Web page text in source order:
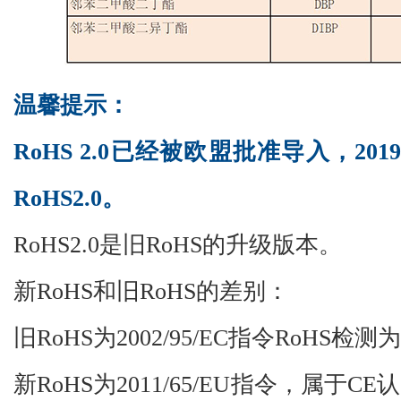
温馨提示：
RoHS 2.0已经被欧盟批准导入，
RoHS2.0。
RoHS2.0是旧RoHS的升级版本。
新RoHS和旧RoHS的差别：
旧RoHS为2002/95/EC指令RoHS检测
新RoHS为2011/65/EU指令，属于CE